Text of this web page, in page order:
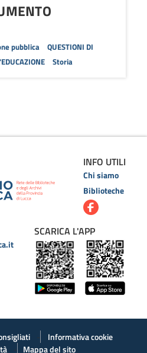
pubblica
QUESTIONI DI
Storia
INFO UTILI
Chi siamo
Biblioteche
SCARICA L'APP
Informativa cookie
Mappa del sito